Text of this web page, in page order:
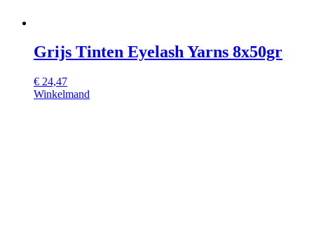
Grijs Tinten Eyelash Yarns 8x50gr
€ 24,47
Winkelmand